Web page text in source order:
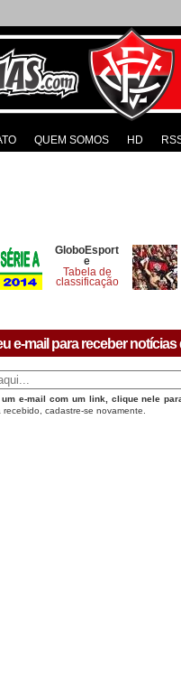
QUEM SOMOS HD
GloboEsport
e
Tabela de
classificação
e-mail para receber notícias
um e-mail com um link, clique nele
cadastre-se novamente.